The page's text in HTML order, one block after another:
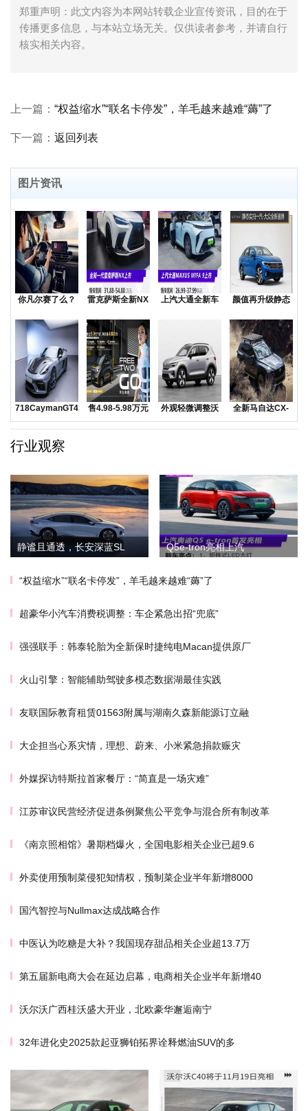
郑重声明：此文内容为本网站转载企业宣传资讯，目的在于
传播更多信息，与本站立场无关。仅供读者参考，并请自行
核实相关内容。
上一篇： “权益缩水”“联名卡停发”，羊毛越来越难“薅”了
下一篇： 返回列表
图片资讯
你凡尔赛了么？
降价
雷克萨斯全新NX
上汽大通全新车
颜值再升级静态
新
718CaymanGT4RS
领衔
售4.98-5.98万元
五菱Na
外观轻微调整沃
尔沃发布海外版
全新马自达CX-
50越野SUV正
行业观察
静谧且通透，长安深蓝SL Q5e-tron亮相上汽
“权益缩水”“联名卡停发”，羊毛越来越难“薅”了
超豪华小汽车消费税调整：车企紧急出招“兜底”
强强联手：韩泰轮胎为全新保时捷纯电Macan提供原厂
火山引擎：智能辅助驾驶多模态数据湖最佳实践
友联国际教育租赁01563附属与湖南久森新能源订立融
大企担当心系灾情，理想、蔚来、小米紧急捐款赈灾
外媒探访特斯拉首家餐厅：“简直是一场灾难”
江苏审议民营经济促进条例聚焦公平竞争与混合所有制改革
《南京照相馆》暑期档爆火，全国电影相关企业已超9.6
外卖使用预制菜侵犯知情权，预制菜企业半年新增8000
国汽智控与Nullmax达成战略合作
中医认为吃糖是大补？我国现存甜品相关企业超13.7万
第五届新电商大会在延边启幕，电商相关企业半年新增40
沃尔沃广西桂沃盛大开业，北欧豪华邂逅南宁
32年进化史2025款起亚狮铂拓界诠释燃油SUV的多